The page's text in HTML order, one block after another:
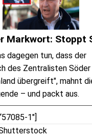
Markwort: Stoppt
dagegen tun, dass der
des Zentralisten Söder
übergreift", mahnt
– und packt aus.
1″]